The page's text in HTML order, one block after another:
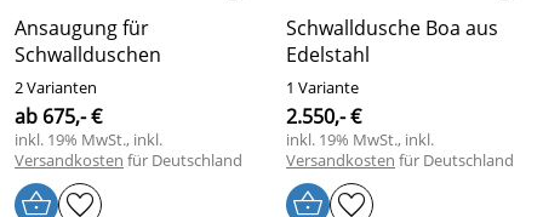
Ansaugung für
Schwallduschen
2 Varianten
ab 675,- €
inkl. 19% MwSt., inkl.
Versandkosten für Deutschland
Schwalldusche Boa aus
Edelstahl
1 Variante
2.550,- €
inkl. 19% MwSt., inkl.
Versandkosten für Deutschland